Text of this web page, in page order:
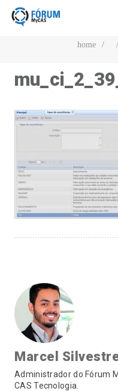
home / /
Marcel
Administrador do Fórum
CAS Tecnologia.